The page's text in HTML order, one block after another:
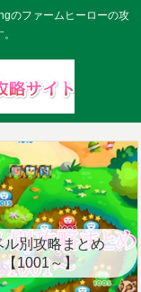
のファームヒーローの攻
ル別攻略まとめ
【1001～】